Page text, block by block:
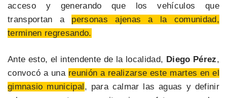
acceso y generando que los vehículos que
transportan a personas ajenas a la comunidad,
terminen regresando.
Ante esto, el intendente de la localidad, Diego Pérez,
convocó a una reunión a realizarse este martes en el
gimnasio municipal , para calmar las aguas y definir